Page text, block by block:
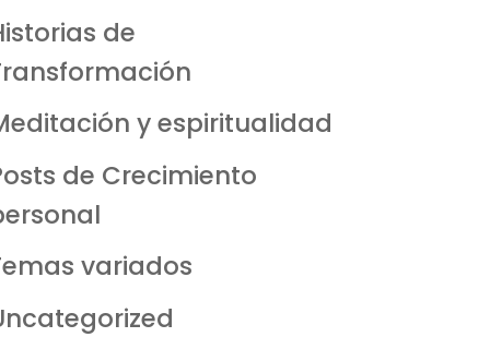
de
y espiritualidad
de Crecimiento
variados